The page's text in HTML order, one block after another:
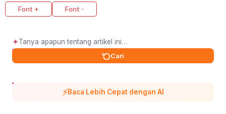
Font + Font -
✦
Cari
⚡Baca Lebih Cepat dengan AI